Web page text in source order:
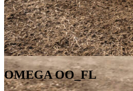
OMEGA OO_FL